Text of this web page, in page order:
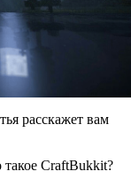
расскажет вам
CraftBukkit?